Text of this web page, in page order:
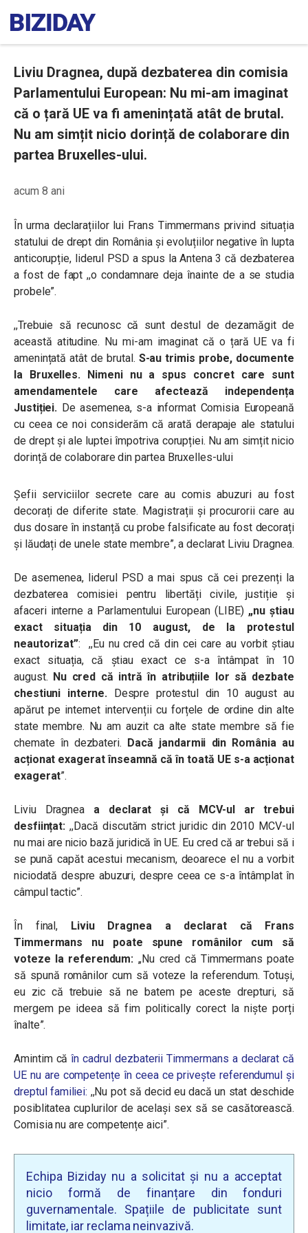
Liviu Dragnea, după dezbaterea din comisia
Parlamentului European: Nu mi-am imaginat
că o țară UE va fi amenințată atât de brutal.
Nu am simțit nicio dorință de colaborare din
partea Bruxelles-ului.
acum 8 ani
În urma declarațiilor lui Frans Timmermans privind situația
statului de drept din România și evoluțiilor negative în lupta
anticorupție, liderul PSD a spus la Antena 3 că dezbaterea
a fost de fapt ,,o condamnare deja înainte de a se studia
probele”.
,,Trebuie să recunosc că sunt destul de dezamăgit de
această atitudine. Nu mi-am imaginat că o țară UE va fi
amenințată atât de brutal. S-au trimis probe, documente
la Bruxelles. Nimeni nu a spus concret care sunt
amendamentele care afectează independența
Justiției. De asemenea, s-a informat Comisia Europeană
cu ceea ce noi considerăm că arată derapaje ale statului
de drept și ale luptei împotriva corupției. Nu am simțit nicio
dorință de colaborare din partea Bruxelles-ului
Șefii serviciilor secrete care au comis abuzuri au fost
decorați de diferite state. Magistrații și procurorii care au
dus dosare în instanță cu probe falsificate au fost decorați
și lăudați de unele state membre”, a declarat Liviu Dragnea.
De asemenea, liderul PSD a mai spus că cei prezenți la
dezbaterea comisiei pentru libertăți civile, justiție și
afaceri interne a Parlamentului European (LIBE) ,,nu știau
exact situația din 10 august, de la protestul
neautorizat”: ,,Eu nu cred că din cei care au vorbit știau
exact situația, că știau exact ce s-a întâmpat în 10
august. Nu cred că intră în atribuțiile lor să dezbate
chestiuni interne. Despre protestul din 10 august au
apărut pe internet intervenții cu forțele de ordine din alte
state membre. Nu am auzit ca alte state membre să fie
chemate în dezbateri. Dacă jandarmii din România au
acționat exagerat înseamnă că în toată UE s-a acționat
exagerat”.
Liviu Dragnea a declarat și că MCV-ul ar trebui
desființat: ,,Dacă discutăm strict juridic din 2010 MCV-ul
nu mai are nicio bază juridică în UE. Eu cred că ar trebui să i
se pună capăt acestui mecanism, deoarece el nu a vorbit
niciodată despre abuzuri, despre ceea ce s-a întâmplat în
câmpul tactic”.
În final, Liviu Dragnea a declarat că Frans
Timmermans nu poate spune românilor cum să
voteze la referendum: ,,Nu cred că Timmermans poate
să spună românilor cum să voteze la referendum. Totuși,
eu zic că trebuie să ne batem pe aceste drepturi, să
mergem pe ideea să fim politically corect la niște porți
înalte”.
Amintim că în cadrul dezbaterii Timmermans a declarat că
UE nu are competențe în ceea ce privește referendumul și
dreptul familiei: ,,Nu pot să decid eu dacă un stat deschide
posiblitatea cuplurilor de același sex să se casătorească.
Comisia nu are competențe aici”.
Echipa Biziday nu a solicitat și nu a acceptat
nicio formă de finanțare din fonduri
guvernamentale. Spațiile de publicitate sunt
limitate, iar reclama neinvazivă.